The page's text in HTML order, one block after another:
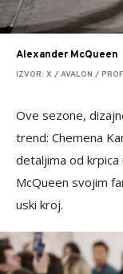
Alexander McQueen
IZVOR: X / AVALON /
Ove sezone,
trend: Chemena
detaljima od
McQueen svojim
uski kroj.